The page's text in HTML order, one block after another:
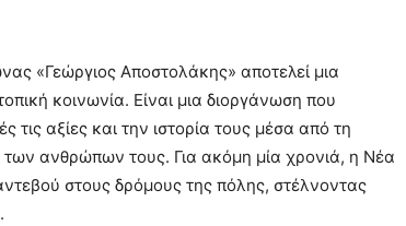
«Γεώργιος Αποστολάκης» αποτελεί μια
κοινωνία. Είναι μια διοργάνωση που
τις αξίες και την ιστορία τους μέσα από τη
των ανθρώπων τους. Για ακόμη μία χρονιά, η Νέα
στους δρόμους της πόλης, στέλνοντας